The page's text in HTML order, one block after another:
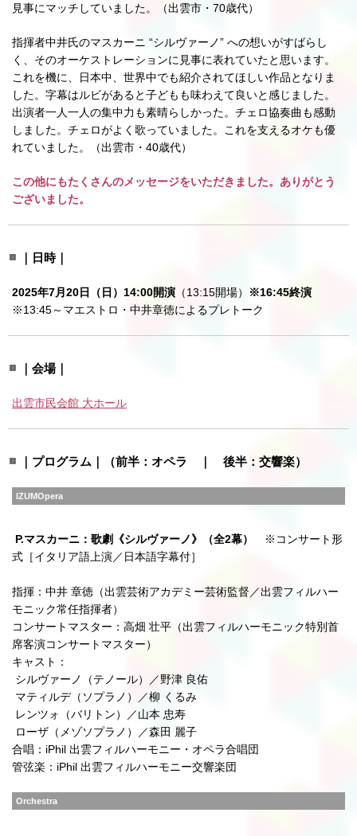
見事にマッチしていました。（出雲市・70歳代）
指揮者中井氏のマスカーニ “シルヴァーノ” への想いがすばらし
く、そのオーケストレーションに見事に表れていたと思います。
これを機に、日本中、世界中でも紹介されてほしい作品となりま
した。字幕はルビがあると子どもも味わえて良いと感じました。
出演者一人一人の集中力も素晴らしかった。チェロ協奏曲も感動
しました。チェロがよく歌っていました。これを支えるオケも優
れていました。（出雲市・40歳代）
この他にもたくさんのメッセージをいただきました。ありがとう
ございました。
｜日時｜
2025年7月20日（日）14:00開演 （13:15開場）
※16:45終演
※13:45～マエストロ・中井章徳によるプレトーク
｜会場｜
出雲市民会館 大ホール
｜プログラム｜（前半：オペラ ｜ 後半：交響楽）
IZUMOpera
P.マスカーニ：歌劇《シルヴァーノ》（全2幕）
※コンサート形
式［イタリア語上演／日本語字幕付］
指揮：中井 章徳（出雲芸術アカデミー芸術監督／出雲フィルハー
モニック常任指揮者）
コンサートマスター：高畑 壮平（出雲フィルハーモニック特別首
席客演コンサートマスター）
キャスト：
シルヴァーノ（テノール）／野津 良佑
マティルデ（ソプラノ）／柳 くるみ
レンツォ（バリトン）／山本 忠寿
ローザ（メゾソプラノ）／森田 麗子
合唱：iPhil 出雲フィルハーモニー・オペラ合唱団
管弦楽：iPhil 出雲フィルハーモニー交響楽団
Orchestra